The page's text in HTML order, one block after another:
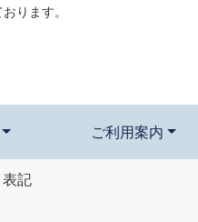
ります。
ご利用案内
記